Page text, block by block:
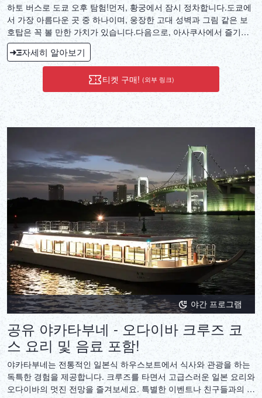
하토 버스로 도쿄 오후 탐험!먼저, 황궁에서 잠시 정차합니다.도쿄에
서 가장 아름다운 곳 중 하나이며, 웅장한 고대 성벽과 그림 같은 보
호탑은 꼭 볼 만한 가치가 있습니다.다음으로, 아사쿠사에서 즐기세
요.아사쿠사와 센소지(아사쿠사 칸논 사원)를 산책하며 도쿄에서 가
장 오래된 사원이자 예술 작품이자 훌륭한 고대 장인 정신을 느낄 수
있습니다.이 단지의 일부는 200m 길이의 전통 쇼핑가인 나카미세로,
다양한 기념품뿐만 아니라 많은 현지 간식과 식사를 제공합니다.맛보
세요!마지막 정거지는 도쿄 타워로, 일본 수도의 상징 중 하나로
150m 높이의 전망대에서 도시의 아름다운 전망을 감상할 수 있습니
다.날씨가 맑으면 후지산을 볼 수도 있습니다!
자세히 알아보기
티켓 구매! (외부 링크)
야간 프로그램
공유 야카타부네 - 오다이바 크루즈 코
스 요리 및 음료 포함!
야카타부네는 전통적인 일본식 하우스보트에서 식사와 관광을 하는
독특한 경험을 제공합니다. 크루즈를 타면서 고급스러운 일본 요리와
오다이바의 멋진 전망을 즐겨보세요. 특별한 이벤트나 친구들과의 모